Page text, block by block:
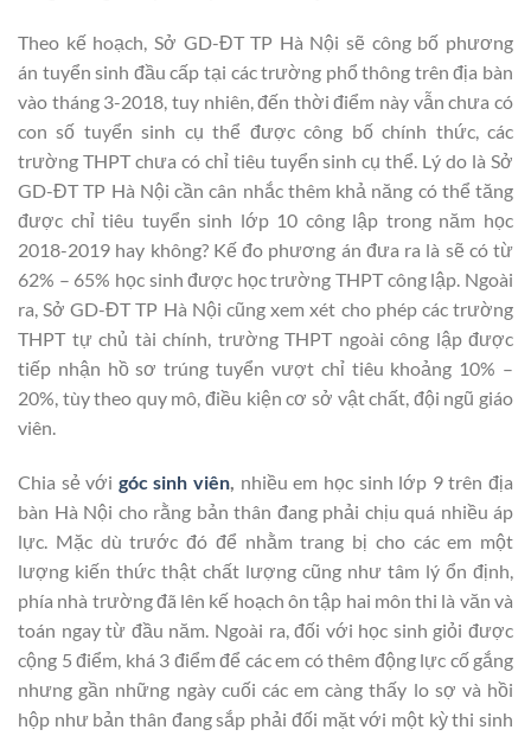
Theo kế hoạch, Sở GD-ĐT TP Hà Nội sẽ công bố phương
án tuyển sinh đầu cấp tại các trường phổ thông trên địa bàn
vào tháng 3-2018, tuy nhiên, đến thời điểm này vẫn chưa có
con số tuyển sinh cụ thể được công bố chính thức, các
trường THPT chưa có chỉ tiêu tuyển sinh cụ thể. Lý do là Sở
GD-ĐT TP Hà Nội cần cân nhắc thêm khả năng có thể tăng
được chỉ tiêu tuyển sinh lớp 10 công lập trong năm học
2018-2019 hay không? Kế đo phương án đưa ra là sẽ có từ
62% – 65% học sinh được học trường THPT công lập. Ngoài
ra, Sở GD-ĐT TP Hà Nội cũng xem xét cho phép các trường
THPT tự chủ tài chính, trường THPT ngoài công lập được
tiếp nhận hồ sơ trúng tuyển vượt chỉ tiêu khoảng 10% –
20%, tùy theo quy mô, điều kiện cơ sở vật chất, đội ngũ giáo
viên.
Chia sẻ với góc sinh viên, nhiều em học sinh lớp 9 trên địa
bàn Hà Nội cho rằng bản thân đang phải chịu quá nhiều áp
lực. Mặc dù trước đó để nhằm trang bị cho các em một
lượng kiến thức thật chất lượng cũng như tâm lý ổn định,
phía nhà trường đã lên kế hoạch ôn tập hai môn thi là văn và
toán ngay từ đầu năm. Ngoài ra, đối với học sinh giỏi được
cộng 5 điểm, khá 3 điểm để các em có thêm động lực cố gắng
nhưng gần những ngày cuối các em càng thấy lo sợ và hồi
hộp như bản thân đang sắp phải đối mặt với một kỳ thi sinh